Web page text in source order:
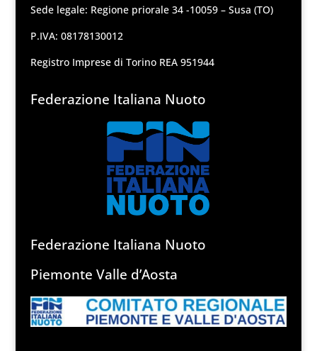
Sede legale: Regione priorale 34 -10059 – Susa (TO)
P.IVA: 08178130012
Registro Imprese di Torino REA 951944
Federazione Italiana Nuoto
Federazione Italiana Nuoto
Piemonte Valle d’Aosta